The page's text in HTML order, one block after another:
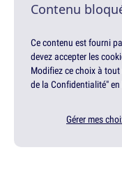
Contenu
Ce contenu est fourni
devez accepter les
Modifiez ce choix à
de la Confidentialité"
Gérer mes